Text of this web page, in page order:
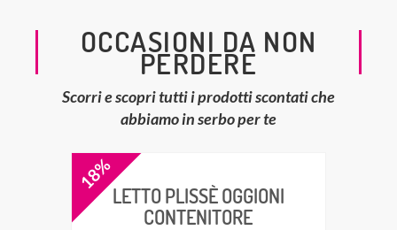
OCCASIONI DA NON
PERDERE
Scorri e scopri tutti i prodotti scontati che
abbiamo in serbo per te
18%
LETTO PLISSÈ OGGIONI
CONTENITORE